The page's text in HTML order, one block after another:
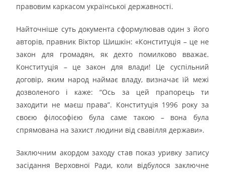
правовим каркасом української державності.
Найточніше суть документа сформулював один з його
авторів, правник Віктор Шишкін: «Конституція – це не
закон для громадян, як дехто помилково вважає.
Конституція – це закон для влади! Це суспільний
договір, яким народ наймає владу, визначає їй межі
дозволеного і каже: “Ось за цей прапорець ти
заходити не маєш права”. Конституція 1996 року за
своєю філософією була саме такою – вона була
спрямована на захист людини від свавілля держави».
Заключним акордом заходу став показ уривку запису
засідання Верховної Ради, коли відбулося заключне